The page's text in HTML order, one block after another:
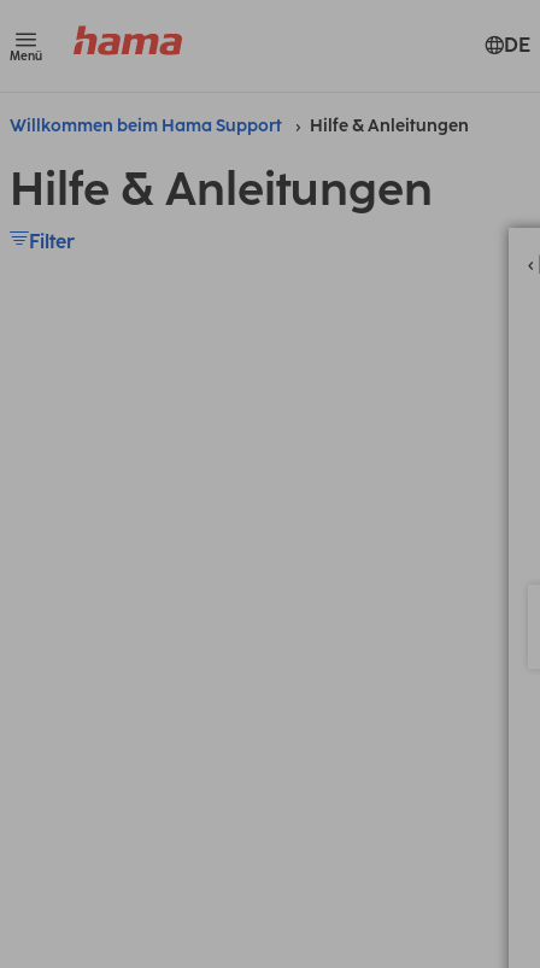
Menü DE
Willkommen beim Hama Support Hilfe & Anleitungen
Hilfe & Anleitungen
Filter